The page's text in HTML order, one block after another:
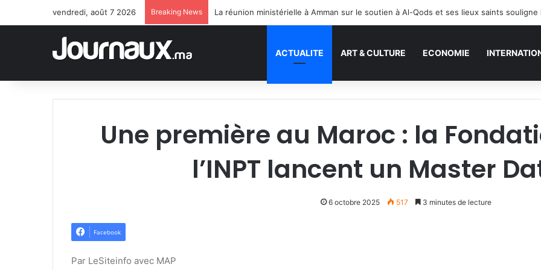
vendredi, août 7 2026 Breaking News
ACTUALITE ART & CULTURE ECONOMIE
Une première au Maroc : la
l’INPT lancent un Master
6 octobre 2025 517 3 minutes de lecture
Facebook
Par LeSiteinfo avec MAP